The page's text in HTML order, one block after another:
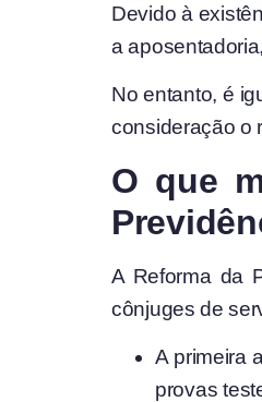
Devido à
a
No entanto, é
consideração o
O que
A Reforma da
cônjuges de
A primeira
provas